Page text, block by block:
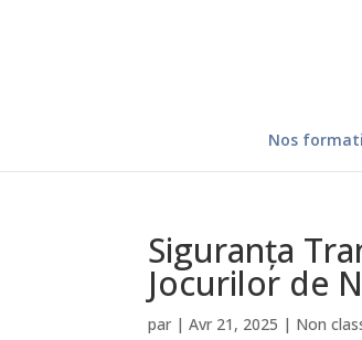
Nos
Siguranța
Jocurilor de
par |Avr 21, 2025 | Non